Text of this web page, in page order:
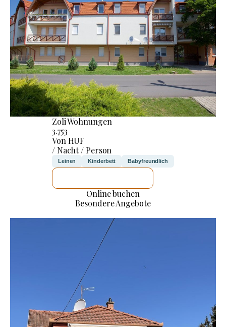
Zoli Wohnungen
3.753
Von HUF
/ Nacht / Person
Leinen Kinderbett Babyfreundlich
Online buchen
Besondere Angebote